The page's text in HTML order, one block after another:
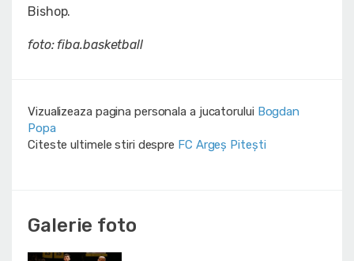
Bishop.
foto: fiba.basketball
Vizualizeaza pagina personala a jucatorului Bogdan
Popa
Citeste ultimele stiri despre FC Argeș Pitești
Galerie foto